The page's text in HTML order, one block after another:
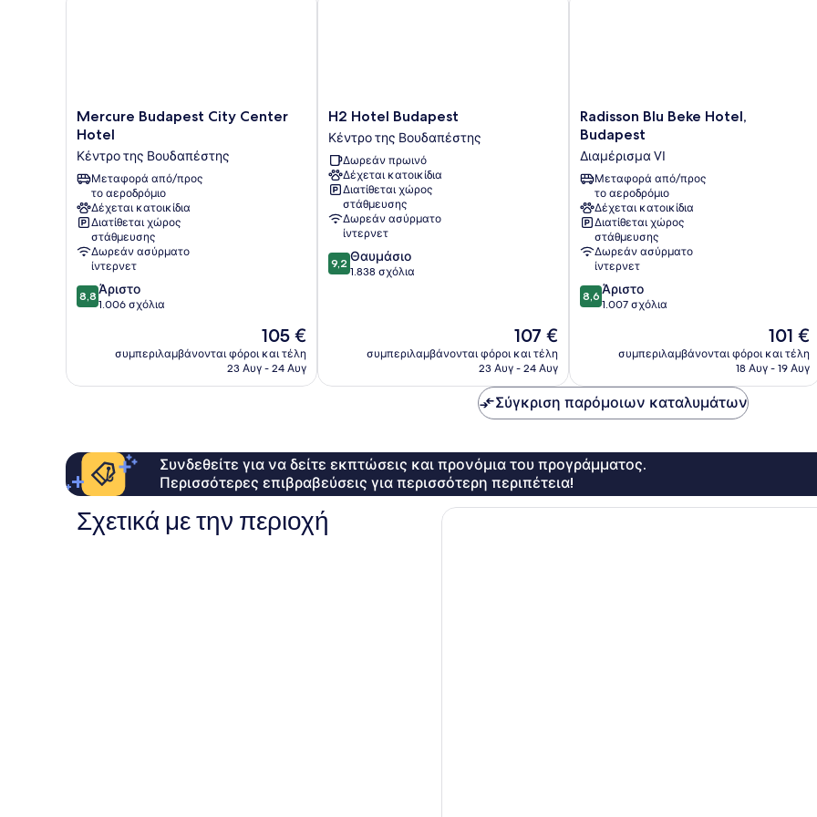
Mercure
Budapest
City
Center
Hotel
Κέντρο
της
Βουδαπέστης
Mercure Budapest City Center
Hotel
Κέντρο της Βουδαπέστης
Μεταφορά από/προς
το αεροδρόμιο
Δέχεται κατοικίδια
Διατίθεται χώρος
στάθμευσης
Δωρεάν ασύρματο
ίντερνετ
8.8
στα
8,8 Άριστο
1.006 σχόλια
Η
τιμή
είναι
105 €
συμπεριλαμβάνονται φόροι και τέλη
23 Αυγ - 24 Αυγ
H2
Hotel
Budapest
Κέντρο
της
Βουδαπέστης
H2 Hotel Budapest
Κέντρο της Βουδαπέστης
Δωρεάν πρωινό
Δέχεται κατοικίδια
Διατίθεται χώρος
στάθμευσης
Δωρεάν ασύρματο
ίντερνετ
9.2
στα
9,2 Θαυμάσιο
1.838 σχόλια
Η
τιμή
είναι
107 €
συμπεριλαμβάνονται φόροι και τέλη
23 Αυγ - 24 Αυγ
Radisson
Blu
Beke
Hotel,
Budapest
Διαμέρισμα
VI
Radisson Blu Beke Hotel,
Budapest
Διαμέρισμα VI
Μεταφορά από/προς
το αεροδρόμιο
Δέχεται κατοικίδια
Διατίθεται χώρος
στάθμευσης
Δωρεάν ασύρματο
ίντερνετ
8.6
στα
8,6 Άριστο
1.007 σχόλια
Η
τιμή
είναι
101 €
συμπεριλαμβάνονται φόροι και τέλη
18 Αυγ - 19 Αυγ
Σύγκριση παρόμοιων καταλυμάτων
Συνδεθείτε για να δείτε εκπτώσεις και προνόμια του προγράμματος.
Περισσότερες επιβραβεύσεις για περισσότερη περιπέτεια!
Σχετικά με την περιοχή